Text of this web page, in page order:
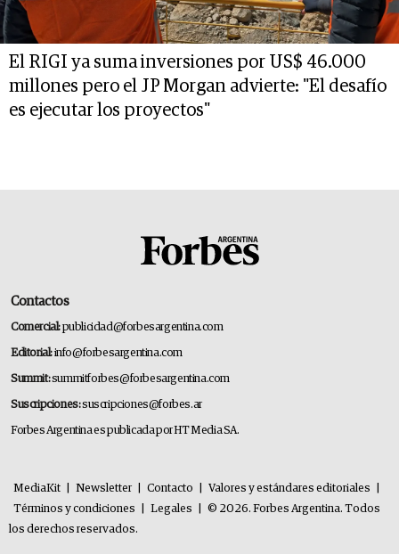
El RIGI ya suma inversiones por US$ 46.000
millones pero el JP Morgan advierte: "El desafío
es ejecutar los proyectos"
Contactos
Comercial:publicidad@forbesargentina.com
Editorial:info@forbesargentina.com
Summit:summitforbes@forbesargentina.com
Suscripciones:suscripciones@forbes.ar
Forbes Argentina es publicada por HT Media SA.
MediaKit Newsletter Contacto Valores y estándares editoriales
Términos y condiciones
Legales
© 2026. Forbes Argentina. Todos
los derechos reservados.